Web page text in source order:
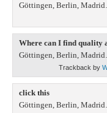
Göttingen, Berlin,
Where can I find quality
Göttingen, Berlin,
Trackback by
click this
Göttingen, Berlin,